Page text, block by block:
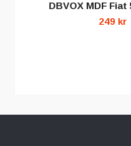
DBVOX MDF Fiat
249 kr